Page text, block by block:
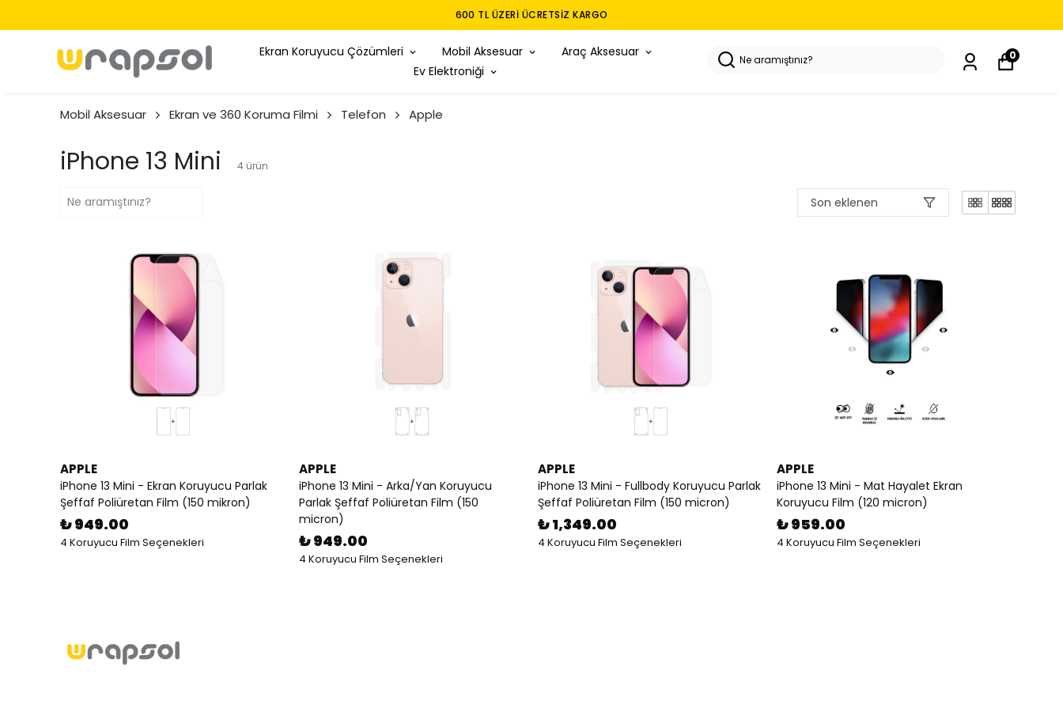
TÜM MODELLER IÇIN FULLBODY KAPLAMA
Ekran Koruyucu Çözümleri Mobil Aksesuar
Araç Aksesuar
Ev Elektroniği
0
Mobil Aksesuar Ekran ve 360 Koruma Filmi Telefon Apple
iPhone 13 Mini 4 ürün
Son eklenen
APPLE
iPhone 13 Mini - Ekran Koruyucu Parlak
Şeffaf Poliüretan Film (150 mikron)
₺ 949.00
4 Koruyucu Film Seçenekleri
APPLE
iPhone 13 Mini - Arka/Yan Koruyucu
Parlak Şeffaf Poliüretan Film (150
micron)
₺ 949.00
4 Koruyucu Film Seçenekleri
APPLE
iPhone 13 Mini - Fullbody Koruyucu Parlak
Şeffaf Poliüretan Film (150 micron)
₺ 1,349.00
4 Koruyucu Film Seçenekleri
APPLE
iPhone 13 Mini - Mat Hayalet Ekran
Koruyucu Film (120 micron)
₺ 959.00
4 Koruyucu Film Seçenekleri